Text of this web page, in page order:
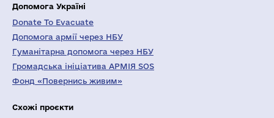
Допомога Україні
Donate To Evacuate
Допомога армії через НБУ
Гуманітарна допомога через НБУ
Громадська ініціатива АРМІЯ SOS
Фонд «Повернись живим»
Схожі проєкти